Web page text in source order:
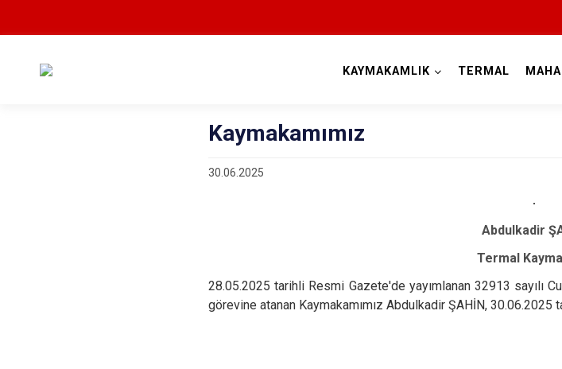
KAYMAKAMLIK TERMAL
Kaymakamımız
30.06.2025
Abdulkadir
Termal
28.05.2025 tarihli Resmi Gazete'de yayımlanan 32913 sayılı
görevine atanan Kaymakamımız Abdulkadir ŞAHİN, 30.06.2025